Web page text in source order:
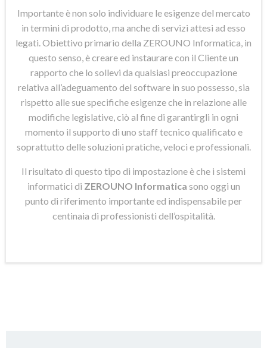
Importante è non solo individuare le esigenze del mercato
in termini di prodotto, ma anche di servizi attesi ad esso
legati. Obiettivo primario della ZEROUNO Informatica, in
questo senso, è creare ed instaurare con il Cliente un
rapporto che lo sollevi da qualsiasi preoccupazione
relativa all’adeguamento del software in suo possesso, sia
rispetto alle sue specifiche esigenze che in relazione alle
modifiche legislative, ciò al fine di garantirgli in ogni
momento il supporto di uno staff tecnico qualificato e
soprattutto delle soluzioni pratiche, veloci e professionali.
Il risultato di questo tipo di impostazione è che i sistemi
informatici di ZEROUNO Informatica sono oggi un
punto di riferimento importante ed indispensabile per
centinaia di professionisti dell’ospitalità.